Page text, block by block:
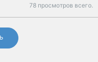
78 просмотров всего.